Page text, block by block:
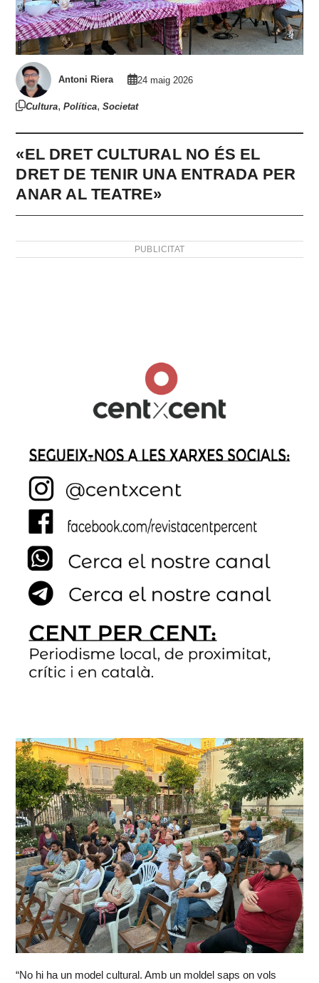
Antoni Riera 24 maig 2026
Cultura,Política,Societat
«EL DRET CULTURAL NO ÉS EL
DRET DE TENIR UNA ENTRADA PER
ANAR AL TEATRE»
PUBLICITAT
“No hi ha un model cultural. Amb un moldel saps on vols